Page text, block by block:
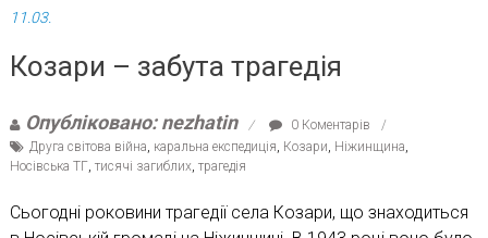
11.03.
Козари – забута трагедія
Опубліковано: nezhatin
0 Коментарів
Друга світова війна, каральна експедиція, Козари, Ніжинщина,
Носівська ТГ, тисячі загиблих, трагедія
Сьогодні роковини трагедії села Козари, що знаходиться